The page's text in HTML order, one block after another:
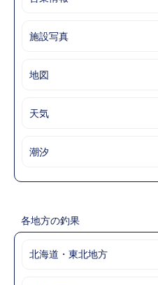
施設写真
地図
天気
潮汐
各地方の釣果
北海道・東北地方